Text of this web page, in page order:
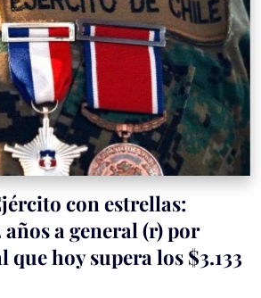
con estrellas:
años a general (r) por
hoy supera los $3.133